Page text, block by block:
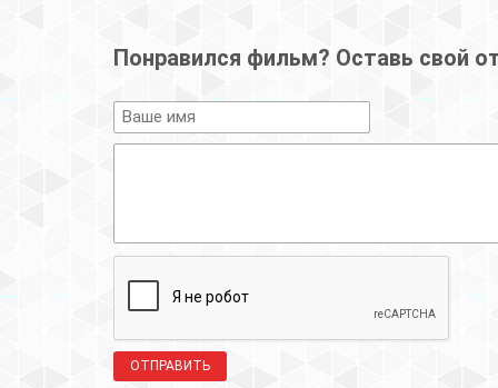
Понравился фильм? Оставь свой
ОТПРАВИТЬ